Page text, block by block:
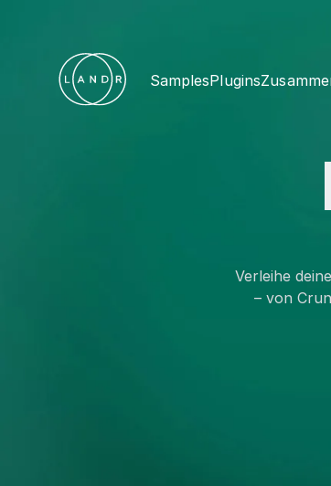
SamplesPlugins
Verleihe
– von